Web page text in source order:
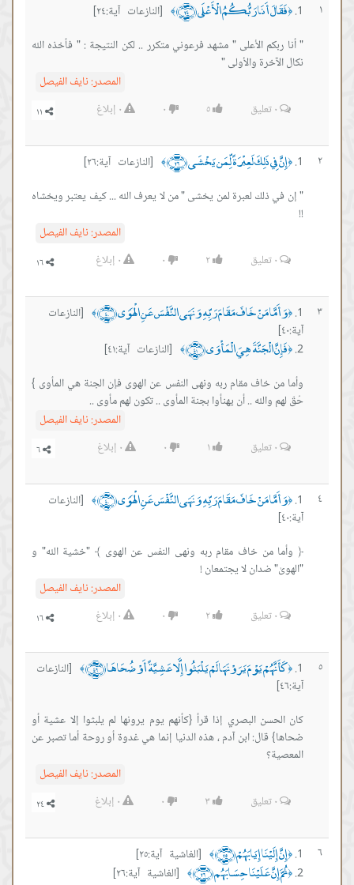
١ ﴿فَقَالَ أَنَا رَبُّكُمُ الْأَعْلَى ﴿٢٤﴾ ﴾
[النازعات آية:٢٤]
" أنا ربكم الأعلى " مشهد فرعوني متكرر .. لكن النتيجة : " فأخذه الله
نكال الآخرة والأولى "
المصدر:نايف الفيصل
٠تعليق ٥ ٠ ٠ إبلاغ
٢ ﴿إِنَّ فِي ذَلِكَ لَعِبْرَةً لِّمَن يَخْشَى ﴿٢٦﴾ ﴾
[النازعات آية:٢٦]
" إن في ذلك لعبرة لمن يخشى " من لا يعرف الله ... كيف يعتبر ويخشاه
!!
المصدر:نايف الفيصل
٠تعليق ٢ ٠ ٠ إبلاغ
٣ ﴿وَأَمَّا مَنْ خَافَ مَقَامَ رَبِّهِ وَنَهَى النَّفْسَ عَنِ الْهَوَى ﴿٤٠﴾ ﴾
[النازعات
آية:٤٠]
﴿فَإِنَّ الْجَنَّةَ هِيَ الْمَأْوَى ﴿٤١﴾ ﴾
[النازعات آية:٤١]
وأما من خاف مقام ربه ونهى النفس عن الهوى فإن الجنة هي المأوى }
حُقّ لهم والله .. أن يهنأوا بجنة المأوى .. تكون لهم مأوى ..
المصدر:نايف الفيصل
٠تعليق ١ ٠ ٠ إبلاغ
٤ ﴿وَأَمَّا مَنْ خَافَ مَقَامَ رَبِّهِ وَنَهَى النَّفْسَ عَنِ الْهَوَى ﴿٤٠﴾ ﴾
[النازعات
آية:٤٠]
﴿ وأما من خاف مقام ربه ونهى النفس عن الهوى ﴾ "خشية الله" و
"الهوىٰ" ضدان لا يجتمعان !
المصدر:نايف الفيصل
٠تعليق ٢ ٠ ٠ إبلاغ
٥ ﴿كَأَنَّهُمْ يَوْمَ يَرَوْنَهَا لَمْ يَلْبَثُوا إِلَّا عَشِيَّةً أَوْ ضُحَاهَا ﴿٤٦﴾ ﴾
[النازعات
آية:٤٦]
كان الحسن البصري إذا قرأ {كأنهم يوم يرونها لم يلبثوا إلا عشية أو
ضحاها} قال: ابن آدم ، هذه الدنيا إنما هي غدوة أو روحة أما تصبر عن
المعصية؟
المصدر:نايف الفيصل
٠تعليق ٣ ٠ ٠ إبلاغ
٦ ﴿إِنَّ إِلَيْنَا إِيَابَهُمْ ﴿٢٥﴾ ﴾ [الغاشية آية:٢٥]
﴿ثُمَّ إِنَّ عَلَيْنَا حِسَابَهُم ﴿٢٦﴾ ﴾
[الغاشية آية:٢٦]